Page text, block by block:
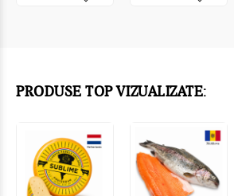
PRODUSE TOP VIZUALIZATE: